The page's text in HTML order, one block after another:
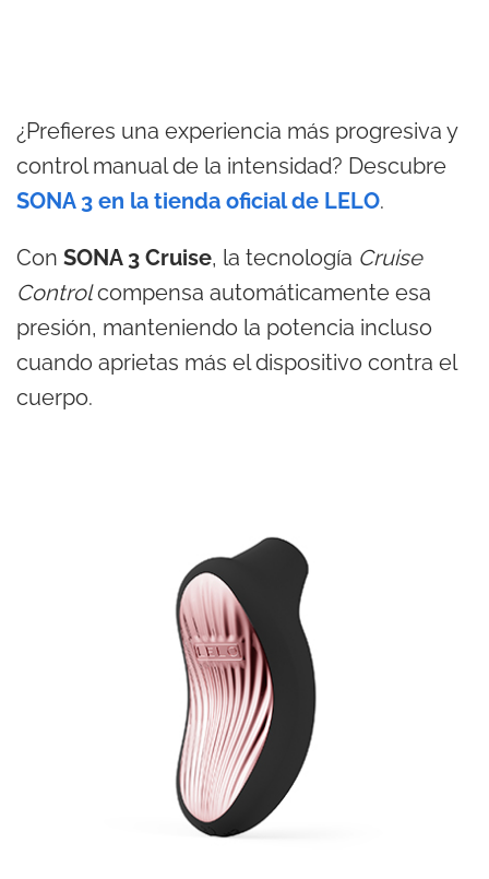
¿Prefieres una experiencia más progresiva y
control manual de la intensidad? Descubre
SONA 3 en la tienda oficial de LELO.
Con SONA 3 Cruise, la tecnología Cruise
Controlcompensa automáticamente esa
presión, manteniendo la potencia incluso
cuando aprietas más el dispositivo contra el
cuerpo.